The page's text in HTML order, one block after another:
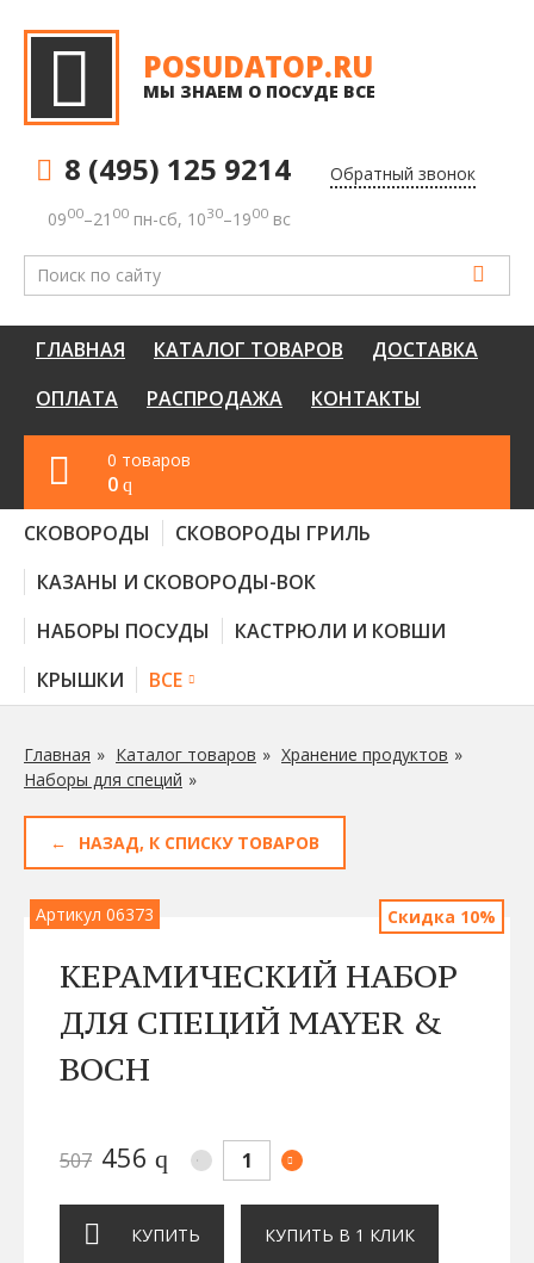
POSUDATOP.RU
МЫ ЗНАЕМ О ПОСУДЕ ВСЕ
8 (495) 125 9214
Обратный звонок
0900–21 00 пн-сб, 1030–1900 вс
ГЛАВНАЯ КАТАЛОГ ТОВАРОВ
ДОСТАВКА
ОПЛАТА
РАСПРОДАЖА КОНТАКТЫ
0 товаров
0 q
СКОВОРОДЫ
СКОВОРОДЫ ГРИЛЬ
КАЗАНЫ И СКОВОРОДЫ-ВОК
НАБОРЫ ПОСУДЫ
КАСТРЮЛИ И КОВШИ
КРЫШКИ
ВСЕ
Главная Каталог товаров
Хранение продуктов
Наборы для специй
НАЗАД, К СПИСКУ ТОВАРОВ
Артикул 06373 Скидка 10%
КЕРАМИЧЕСКИЙ НАБОР
ДЛЯ СПЕЦИЙ MAYER &
BOCH
507 456 q
КУПИТЬ КУПИТЬ В 1 КЛИК